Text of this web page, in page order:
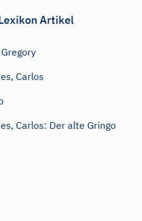
Artikel
Carlos
Carlos: Der alte Gringo